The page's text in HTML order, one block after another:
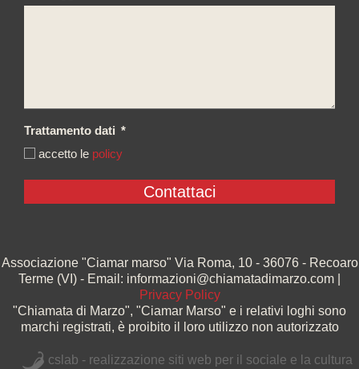
Trattamento dati *
accetto le policy
Associazione "Ciamar marso" Via Roma, 10 - 36076 - Recoaro
Terme (VI) - Email: informazioni@chiamatadimarzo.com |
Privacy Policy
"Chiamata di Marzo", "Ciamar Marso" e i relativi loghi sono
marchi registrati, è proibito il loro utilizzo non autorizzato
cslab - realizzazione siti web per il sociale e la cultura